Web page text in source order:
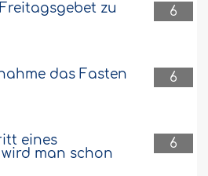
6
zu
6
das Fasten
6
eines
man schon